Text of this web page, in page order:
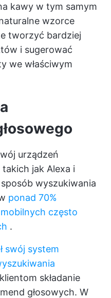
kawy w tym samym
wzorce
tworzyć bardziej
i sugerować
we właściwym
urządzeń
jak Alexa i
wyszukiwania
ponad 70%
często
.
swój system
składanie
głosowych. W